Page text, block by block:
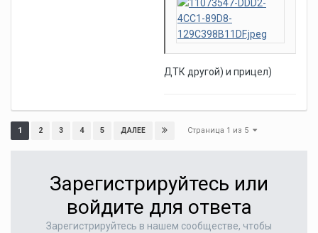
ДТК другой) и прицел)
1 2 3 4 5 ДАЛЕЕ Страница 1 из 5
Зарегистрируйтесь или
войдите для ответа
Зарегистрируйтесь в нашем сообществе, чтобы